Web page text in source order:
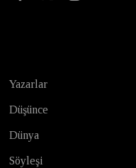
Yazarlar
Düşünce
Dünya
Söyleşi